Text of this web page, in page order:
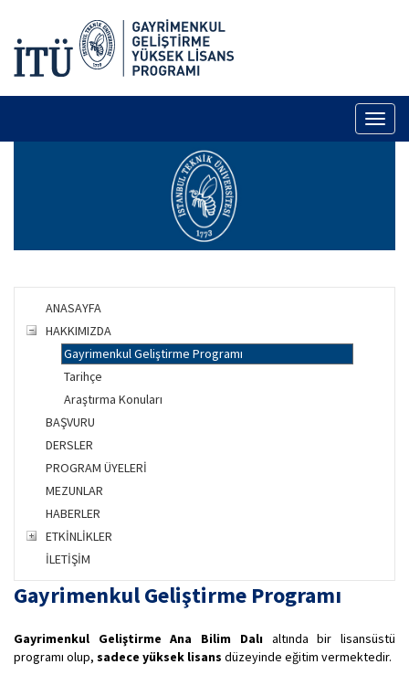
ANASAYFA
HAKKIMIZDA
Gayrimenkul Geliştirme Programı
Tarihçe
Araştırma Konuları
BAŞVURU
DERSLER
PROGRAM ÜYELERİ
MEZUNLAR
HABERLER
ETKİNLİKLER
İLETİŞİM
Gayrimenkul Geliştirme Programı
Gayrimenkul Geliştirme Ana Bilim Dalıaltında bir lisansüstü
programı olup, sadece yüksek lisans düzeyinde eğitim vermektedir.